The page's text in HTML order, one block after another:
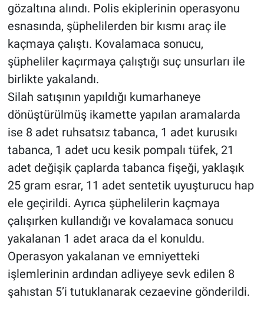
gözaltına alındı. Polis ekiplerinin operasyonu
esnasında, şüphelilerden bir kısmı araç ile
kaçmaya çalıştı. Kovalamaca sonucu,
şüpheliler kaçırmaya çalıştığı suç unsurları ile
birlikte yakalandı.
Silah satışının yapıldığı kumarhaneye
dönüştürülmüş ikamette yapılan aramalarda
ise 8 adet ruhsatsız tabanca, 1 adet kurusıkı
tabanca, 1 adet ucu kesik pompalı tüfek, 21
adet değişik çaplarda tabanca fişeği, yaklaşık
25 gram esrar, 11 adet sentetik uyuşturucu hap
ele geçirildi. Ayrıca şüphelilerin kaçmaya
çalışırken kullandığı ve kovalamaca sonucu
yakalanan 1 adet araca da el konuldu.
Operasyon yakalanan ve emniyetteki
işlemlerinin ardından adliyeye sevk edilen 8
şahıstan 5’i tutuklanarak cezaevine gönderildi.